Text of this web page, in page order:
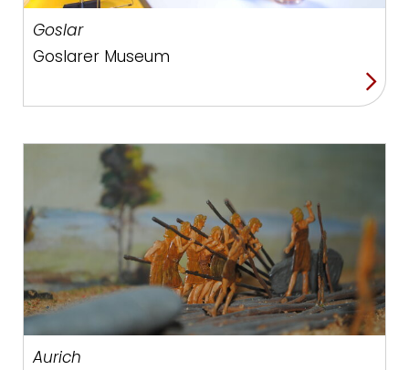
Goslar
Goslarer Museum
Aurich